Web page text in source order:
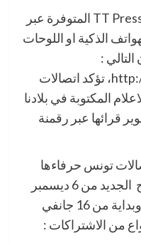
و من خلال اطلاق تطبيقة TT Presse المتوفرة عبر
الذكية او اللوحات
:
http://ttpresse.tunisietelecom.tn، تؤكد اتصالات
المكتوبة في بلادنا
قرائها عبر رقمنة
تونس حرفاءها
مجانية الاشتراك في هذا المنتوج الجديد من 6 ديسمبر
2018 الى غاية 15 جانفي 2019.وبداية من 16 جانفي